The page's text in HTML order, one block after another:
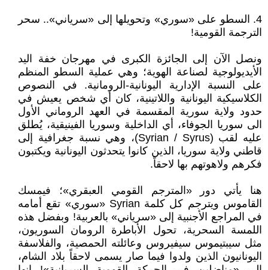
4. السطو على «سوري» وتحويلها إلى «سرياني».. سحر
الترجمة القومية!
ونصل الآن إلى الجائزة الكبرى في مهرجان خفة اليد
الأيديولوجية لصناعة الهوية؛ وهي عملية السطو المنظم
على النسبة الإدارية اليونانية-الرومانية. في النصوص
الكلاسيكية اليونانية واللاتينية، كان أي شخص يعيش في
حدود ولاية سورية المقسمة في العهد الروماني الأول
الى سوريا الجوفاء، أي الداخلية وسوريا الفينيقية، يُطلق
عليه لقب (Syrian / Syrus)، وهي نسبة جغرافية إلى
قاطني ولاية سوريا، الذين كانوا يتحدثون اليونانية ويكتبون
فكرهم ولاهوتهم بها لاحقاً.
هنا يأتي دور «المترجم القومي العبقري»؛ فيمسك
القاموس ويترجم كل كلمة Syrian «سوري» تقع أمامه
في المراجع الأجنبية إلى «سرياني» بالعربية! وبفضل هذه
اللمسة السحرية، تحول الأباطرة الرومان السوريون،
مثل سيبتيموس سيفيروس وعائلته الحمصية، والفلاسفة
اليونانيون الذين ولدوا فيما صار يسمى لاحقاً بلاد الشام،